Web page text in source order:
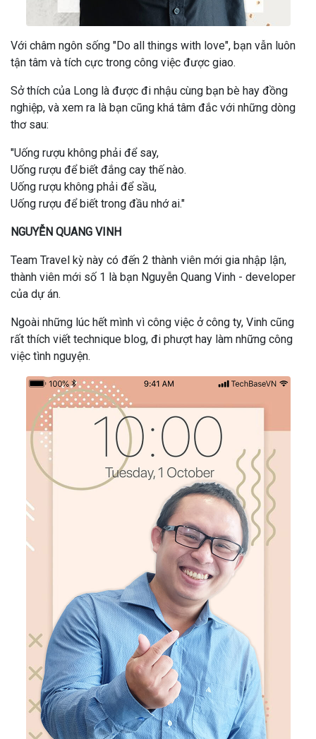
Với châm ngôn sống "Do all things with love", bạn vẫn luôn
tận tâm và tích cực trong công việc được giao.
Sở thích của Long là được đi nhậu cùng bạn bè hay đồng
nghiệp, và xem ra là bạn cũng khá tâm đắc với những dòng
thơ sau:
"Uống rượu không phải để say,
Uống rượu để biết đắng cay thế nào.
Uống rượu không phải để sầu,
Uống rượu để biết trong đầu nhớ ai."
NGUYỄN QUANG VINH
Team Travel kỳ này có đến 2 thành viên mới gia nhập lận,
thành viên mới số 1 là bạn Nguyễn Quang Vinh - developer
của dự án.
Ngoài những lúc hết mình vì công việc ở công ty, Vinh cũng
rất thích viết technique blog, đi phượt hay làm những công
việc tình nguyện.